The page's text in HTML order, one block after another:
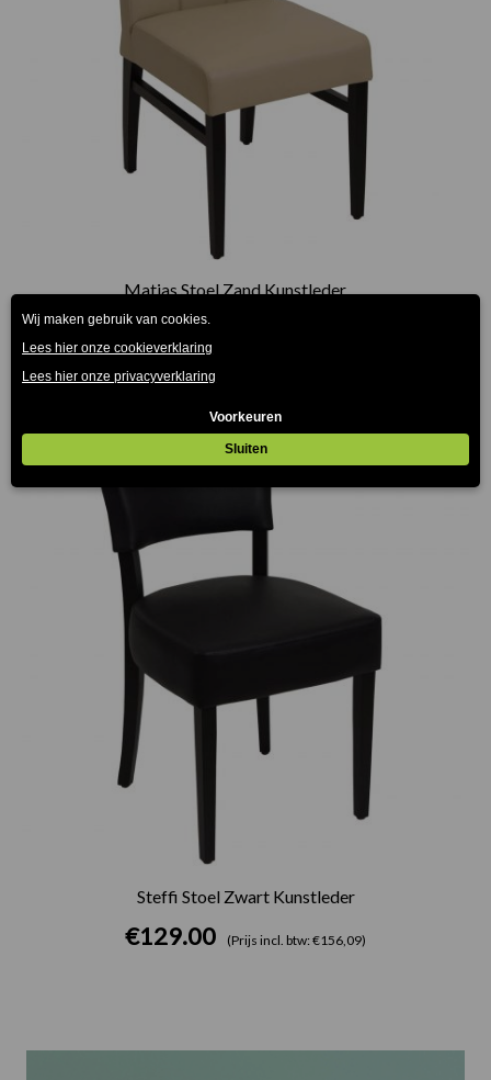
Matias Stoel Zand Kunstleder
€149.00
Steffi Stoel Zwart Kunstleder
€129.00 (Prijs incl. btw: €156,09)